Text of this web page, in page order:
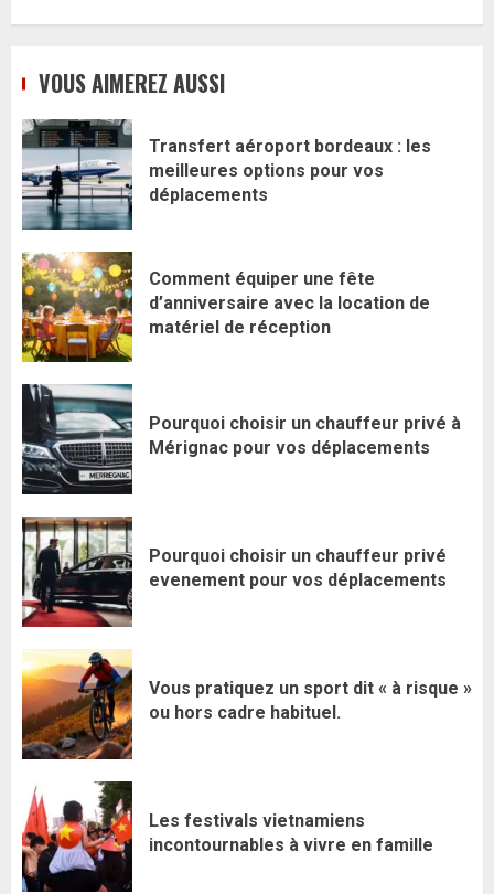
VOUS AIMEREZ AUSSI
Transfert aéroport bordeaux : les
meilleures options pour vos
déplacements
Comment équiper une fête
d’anniversaire avec la location de
matériel de réception
Pourquoi choisir un chauffeur privé à
Mérignac pour vos déplacements
Pourquoi choisir un chauffeur privé
evenement pour vos déplacements
Vous pratiquez un sport dit « à risque »
ou hors cadre habituel.
Les festivals vietnamiens
incontournables à vivre en famille